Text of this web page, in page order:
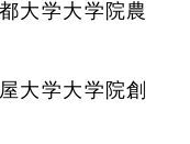
大学院農
大学院創